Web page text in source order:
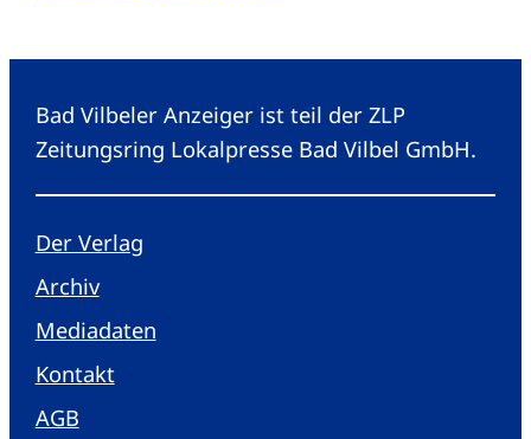
Bad Vilbeler Anzeiger ist teil der ZLP
Zeitungsring Lokalpresse Bad Vilbel GmbH.
Der Verlag
Archiv
Mediadaten
Kontakt
AGB